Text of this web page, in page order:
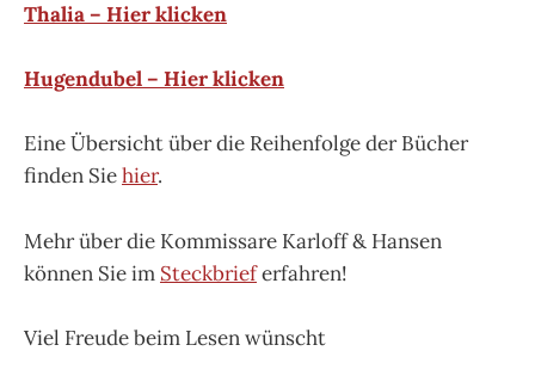
Thalia – Hier klicken
Hugendubel – Hier klicken
Eine Übersicht über die Reihenfolge der Bücher
finden Siehier.
Mehr über die Kommissare Karloff & Hansen
können Sie im Steckbrieferfahren!
Viel Freude beim Lesen wünscht